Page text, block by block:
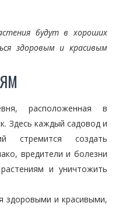
будут в хороших
здоровым и красивым
расположенная в
Здесь каждый садовод и
стремится создать
вредители и болезни
и уничтожить
здоровыми и красивыми,